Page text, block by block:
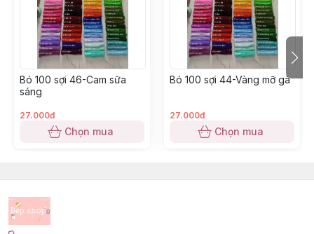
Bó 100 sợi 46-Cam sữa
sáng
27.000đ
Chọn mua
Bó 100 sợi 44-Vàng mỡ gà
27.000đ
Chọn mua